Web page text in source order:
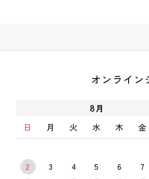
オンライン
8月
日
月 火 水 木 金
2
3 4 5 6 7